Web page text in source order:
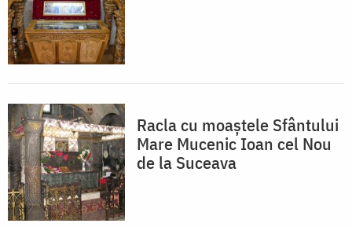
Racla cu moaștele Sfântului
Mare Mucenic Ioan cel Nou
de la Suceava